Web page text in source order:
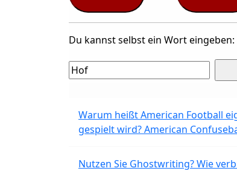
Du kannst selbst ein Wort eingeben:
Warum heißt American Football
gespielt wird? American
Nutzen Sie Ghostwriting? Wie